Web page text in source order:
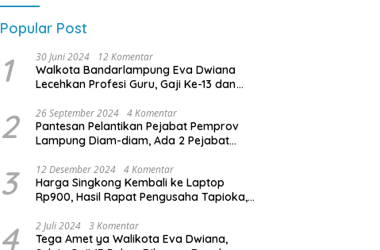
Popular Post
1 30 Juni 2024 12 Komentar
Walkota Bandarlampung Eva Dwiana
Lecehkan Profesi Guru, Gaji Ke-13 dan
2 26 September 2024 4 Komentar
Pantesan Pelantikan Pejabat Pemprov
Lampung Diam-diam, Ada 2 Pejabat
3 12 Desember 2024 4 Komentar
Harga Singkong Kembali ke Laptop
Rp900, Hasil Rapat Pengusaha Tapioka,
Lampung
4 2 Juli 2024 3 Komentar
Tega Amet ya Walikota Eva Dwiana,